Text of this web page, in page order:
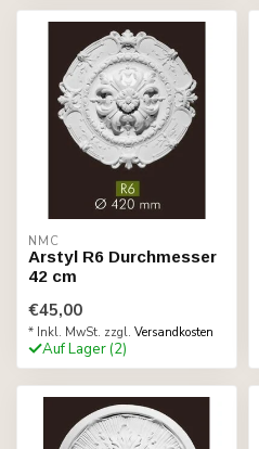
NMC
Arstyl R6 Durchmesser
42 cm
€45,00
* Inkl. MwSt. zzgl. Versandkosten
Auf Lager (2)